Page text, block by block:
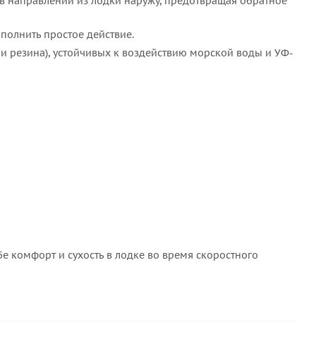
простое действие.
резина), устойчивых к воздействию морской воды и УФ-
комфорт и сухость в лодке во время скоростного